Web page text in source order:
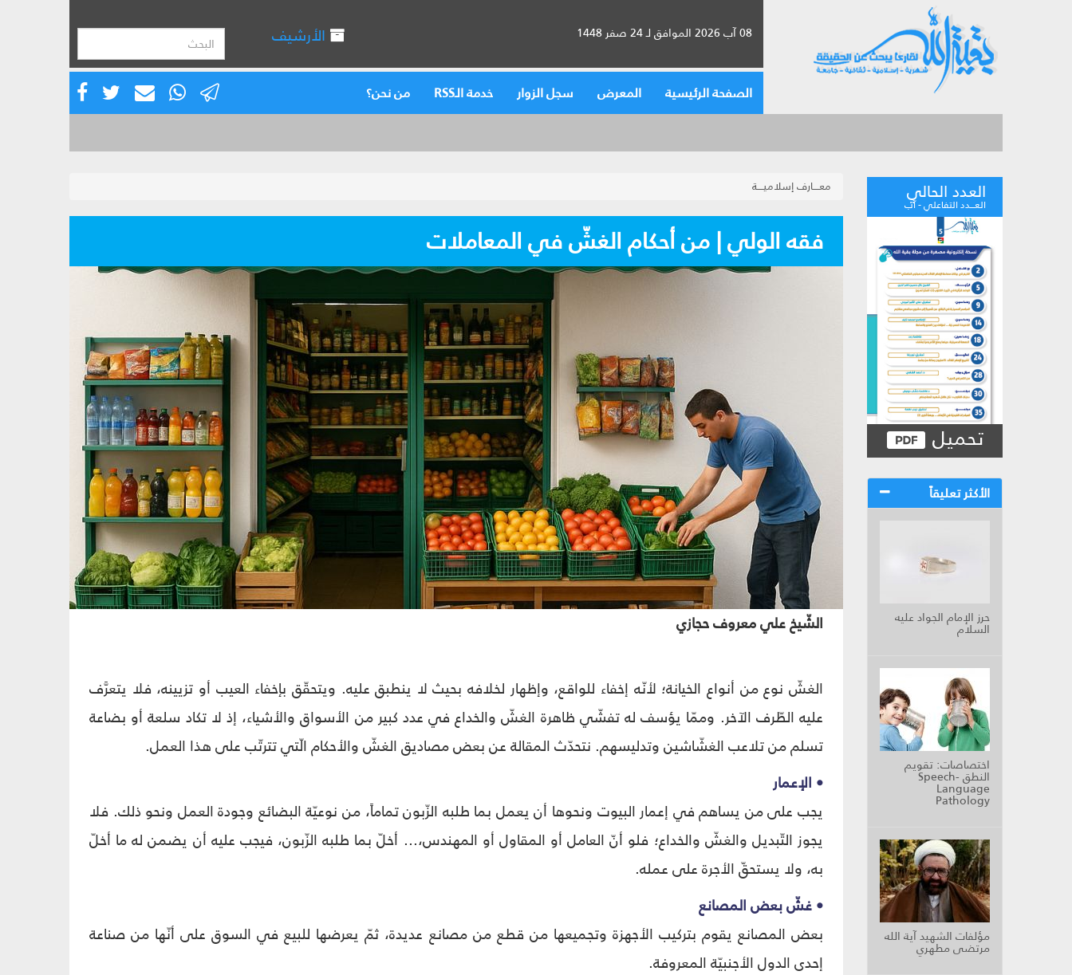
08 آب 2026 الموافق لـ 24 صفر 1448 الأرشيف
الصفحة الرئيسية المعرض سجل الزوار خدمة الـRSS من نحن؟
العدد الحالي
العـــدد التفاعلي - آب
تحميل
الأكثر تعليقاً
حرز الإمام الجواد عليه
السلام
اختصاصات: تقويم
النطق Speech-
Language
Pathology
مؤلفات الشهيد آية الله
مرتضى مطهري
معــــارف إسلاميــــة
فقه الولي | من أحكام الغشّ في المعاملات
الشّيخ علي معروف حجازي
الغشّ نوع من أنواع الخيانة؛ لأنّه إخفاء للواقع، وإظهار لخلافه بحيث لا ينطبق عليه. ويتحقّق بإخفاء العيب أو تزيينه، فلا يتعرَّف
عليه الطّرف الآخر. وممّا يؤسف له تفشّي ظاهرة الغشّ والخداع في عدد كبير من الأسواق والأشياء، إذ لا تكاد سلعة أو بضاعة
تسلم من تلاعب الغشّاشين وتدليسهم. نتحدّث المقالة عن بعض مصاديق الغشّ والأحكام الّتي تترتّب على هذا العمل.
• الإعمار
يجب على من يساهم في إعمار البيوت ونحوها أن يعمل بما طلبه الزّبون تماماً، من نوعيّة البضائع وجودة العمل ونحو ذلك. فلا
يجوز التّبديل والغشّ والخداع؛ فلو أنّ العامل أو المقاول أو المهندس،... أخلّ بما طلبه الزّبون، فيجب عليه أن يضمن له ما أخلّ
به، ولا يستحقّ الأجرة على عمله.
• غشّ بعض المصانع
بعض المصانع يقوم بترکیب الأجهزة وتجميعها من قطع من مصانع عدیدة، ثمّ يعرضها للبیع في السوق على أنّها من صناعة
إحدی الدول الأجنبیّة المعروفة.